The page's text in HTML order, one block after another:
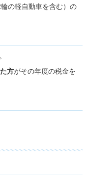
の軽自動車を含む）の
方がその年度の税金を